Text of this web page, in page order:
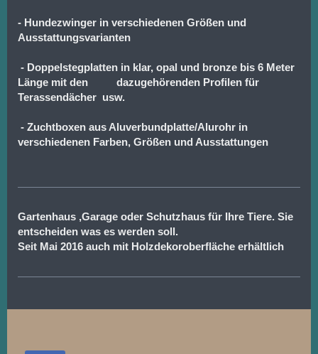
- Hundezwinger in verschiedenen Größen und
Ausstattungsvarianten
- Doppelstegplatten in klar, opal und bronze bis 6 Meter
Länge mit den dazugehörenden Profilen für
Terassendächer usw.
- Zuchtboxen aus Aluverbundplatte/Alurohr in
verschiedenen Farben, Größen und Ausstattungen
Gartenhaus ,Garage oder Schutzhaus für Ihre Tiere. Sie
entscheiden was es werden soll.
Seit Mai 2016 auch mit Holzdekoroberfläche erhältlich